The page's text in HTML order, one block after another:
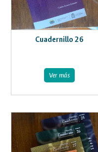
Cuadernillo 26
Ver más